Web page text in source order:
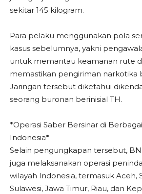
sekitar 145 kilogram.
Para pelaku menggunakan pola
kasus sebelumnya, yakni
untuk memantau keamanan rute
memastikan pengiriman narkotika
Jaringan tersebut diketahui
seorang buronan berinisial TH.
*Operasi Saber Bersinar di
Indonesia*
Selain pengungkapan tersebut,
juga melaksanakan operasi
wilayah Indonesia, termasuk Aceh,
Sulawesi, Jawa Timur, Riau, dan